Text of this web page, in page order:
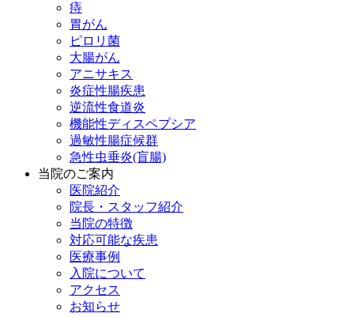
痔
胃がん
ピロリ菌
大腸がん
アニサキス
炎症性腸疾患
逆流性食道炎
機能性ディスペプシア
過敏性腸症候群
急性虫垂炎(盲腸)
当院のご案内
医院紹介
院長・スタッフ紹介
当院の特徴
対応可能な疾患
医療事例
入院について
アクセス
お知らせ